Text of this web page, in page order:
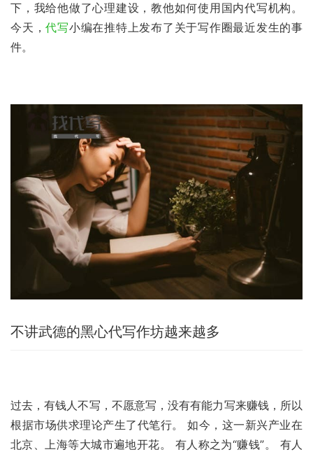
下，我给他做了心理建设，教他如何使用国内代写机构。
今天，代写小编在推特上发布了关于写作圈最近发生的事
件。
不讲武德的黑心代写作坊越来越多
过去，有钱人不写，不愿意写，没有有能力写来赚钱，所以
根据市场供求理论产生了代笔行。 如今，这一新兴产业在
北京、上海等大城市遍地开花。 有人称之为“赚钱”。 有人